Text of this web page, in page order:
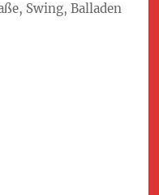
Swing, Balladen